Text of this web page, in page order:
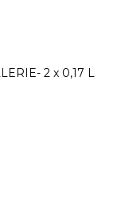
2 x 0,17 L